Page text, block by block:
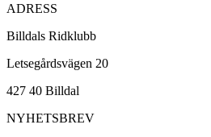
ADRESS
Billdals Ridklubb
Letsegårdsvägen 20
427 40 Billdal
NYHETSBREV